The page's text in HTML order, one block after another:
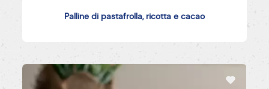
Palline di pastafrolla, ricotta e cacao